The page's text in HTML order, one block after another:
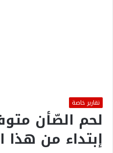
تقارير خاصة
إبتداء من هذا